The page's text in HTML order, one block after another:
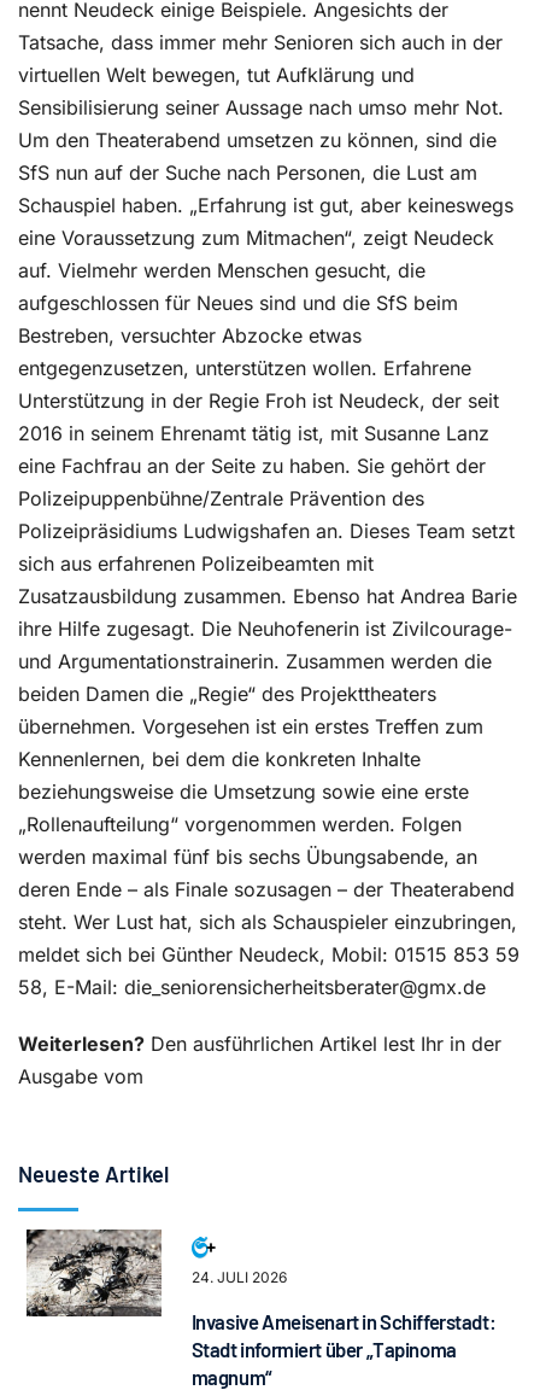
nennt Neudeck einige Beispiele. Angesichts der
Tatsache, dass immer mehr Senioren sich auch in der
virtuellen Welt bewegen, tut Aufklärung und
Sensibilisierung seiner Aussage nach umso mehr Not.
Um den Theaterabend umsetzen zu können, sind die
SfS nun auf der Suche nach Personen, die Lust am
Schauspiel haben. „Erfahrung ist gut, aber keineswegs
eine Voraussetzung zum Mitmachen“, zeigt Neudeck
auf. Vielmehr werden Menschen gesucht, die
aufgeschlossen für Neues sind und die SfS beim
Bestreben, versuchter Abzocke etwas
entgegenzusetzen, unterstützen wollen. Erfahrene
Unterstützung in der Regie Froh ist Neudeck, der seit
2016 in seinem Ehrenamt tätig ist, mit Susanne Lanz
eine Fachfrau an der Seite zu haben. Sie gehört der
Polizeipuppenbühne/Zentrale Prävention des
Polizeipräsidiums Ludwigshafen an. Dieses Team setzt
sich aus erfahrenen Polizeibeamten mit
Zusatzausbildung zusammen. Ebenso hat Andrea Barie
ihre Hilfe zugesagt. Die Neuhofenerin ist Zivilcourage-
und Argumentationstrainerin. Zusammen werden die
beiden Damen die „Regie“ des Projekttheaters
übernehmen. Vorgesehen ist ein erstes Treffen zum
Kennenlernen, bei dem die konkreten Inhalte
beziehungsweise die Umsetzung sowie eine erste
„Rollenaufteilung“ vorgenommen werden. Folgen
werden maximal fünf bis sechs Übungsabende, an
deren Ende – als Finale sozusagen – der Theaterabend
steht. Wer Lust hat, sich als Schauspieler einzubringen,
meldet sich bei Günther Neudeck, Mobil: 01515 853 59
58, E-Mail: die_seniorensicherheitsberater@gmx.de
Weiterlesen? Den ausführlichen Artikel lest Ihr in der
Ausgabe vom
Neueste Artikel
24. JULI 2026
Invasive Ameisenart in Schifferstadt:
Stadt informiert über „Tapinoma
magnum“